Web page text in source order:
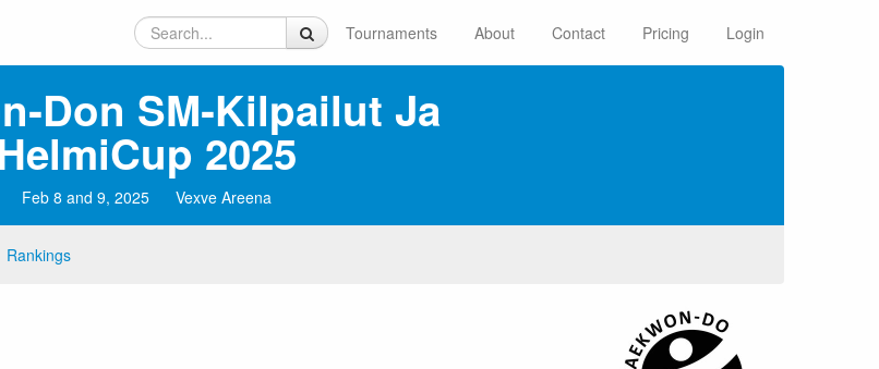
Tournaments About Contact Pricing Login
SM‑kilpailut Ja
2025
Feb 8 and 9, 2025 Vexve Areena
Rankings